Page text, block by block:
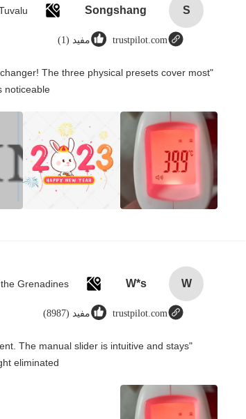
S
Songshang
trustpilot.com مفيد (1)
The three physical presets cover most
W
W*s
trustpilot.com مفيد (8987)
The manual slider is intuitive and stays
eliminated！